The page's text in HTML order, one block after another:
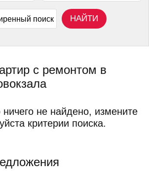
поиск НАЙТИ
с ремонтом в
не найдено, измените
критерии поиска.